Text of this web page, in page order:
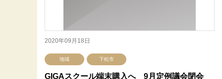
2020年09月18日
地域 下松市
GIGAスクール端末購入へ 9月定例議会閉会